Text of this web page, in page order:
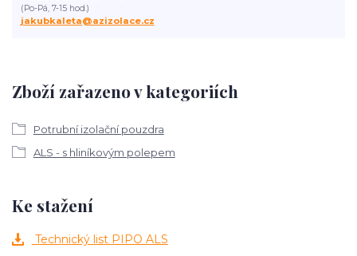
Zboží zařazeno v kategoriích
Potrubní izolační pouzdra
ALS - s hliníkovým polepem
(Po-Pá, 7-15 hod.)
jakubkaleta@azizolace.cz
Ke stažení
Technický list PIPO ALS